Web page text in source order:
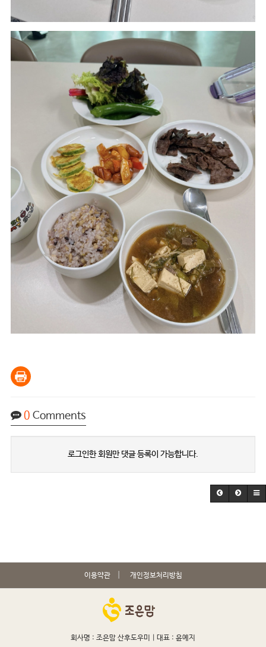
0 Comments
로그인한 회원만 댓글 등록이 가능합니다.
이용약관 개인정보처리방침
회사명 : 조은맘 산후도우미 | 대표 : 윤예지